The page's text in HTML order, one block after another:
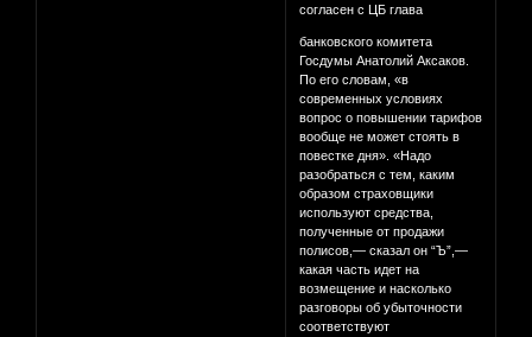
согласен с ЦБ глава
банковского комитета
Госдумы Анатолий Аксаков.
По его словам, «в
современных условиях
вопрос о повышении тарифов
вообще не может стоять в
повестке дня». «Надо
разобраться с тем, каким
образом страховщики
используют средства,
полученные от продажи
полисов,— сказал он “Ъ”,—
какая часть идет на
возмещение и насколько
разговоры об убыточности
соответствуют